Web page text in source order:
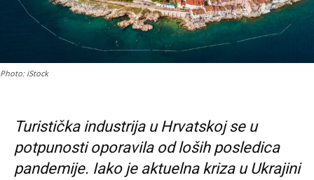
Photo: iStock
Turistička industrija u Hrvatskoj se u
potpunosti oporavila od loših posledica
pandemije. Iako je aktuelna kriza u Ukrajini